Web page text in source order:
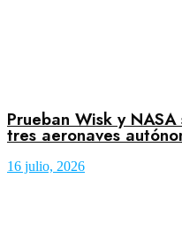
Prueban Wisk y
tres aeronaves
16 julio, 2026